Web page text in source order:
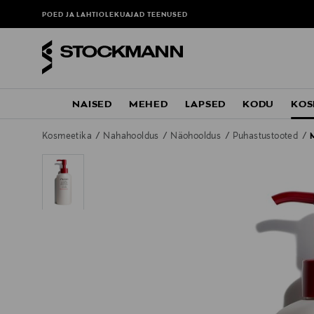
POED JA LAHTIOLEKUAJADTEENUSED
NAISED MEHED LAPSED KODU
Kosmeetika Nahahooldus Näohooldus Puhastustooted